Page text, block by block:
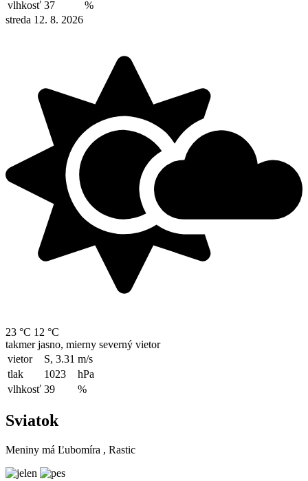
vlhkosť 37
%
streda 12. 8. 2026
23 °C 12 °C
takmer jasno, mierny severný vietor
vietor
S, 3.31 m/s
tlak
1023
hPa
vlhkosť 39 %
Sviatok
Meniny má Ľubomíra , Rastic